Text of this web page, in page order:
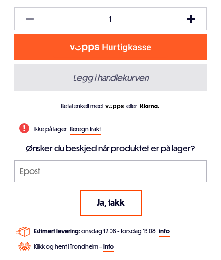
Legg i handlekurven
Betal enkelt med eller
Ikke på lager Beregn frakt
Ønsker du beskjed når produktet er på lager?
Estimert levering:onsdag 12.08 - torsdag 13.08 info
Klikk og hent i Trondheim –info